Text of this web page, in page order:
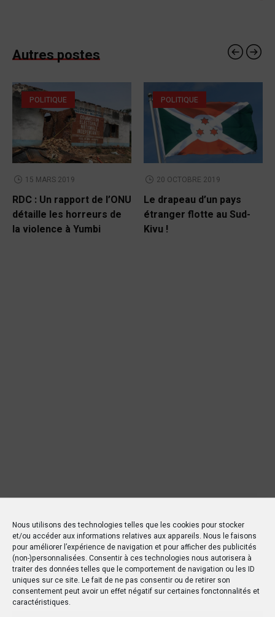
Nous utilisons des technologies telles que les cookies pour stocker
et/ou accéder aux informations relatives aux appareils. Nous le faisons
pour améliorer l’expérience de navigation et pour afficher des publicités
(non-)personnalisées. Consentir à ces technologies nous autorisera à
traiter des données telles que le comportement de navigation ou les ID
uniques sur ce site. Le fait de ne pas consentir ou de retirer son
consentement peut avoir un effet négatif sur certaines fonctonnalités et
caractéristiques.
Autres postes
POLITIQUE
15 MARS 2019
RDC : Un rapport de l’ONU
détaille les horreurs de
la violence à Yumbi
POLITIQUE
20 OCTOBRE 2019
Le drapeau d’un pays
étranger flotte au Sud-
Kivu !